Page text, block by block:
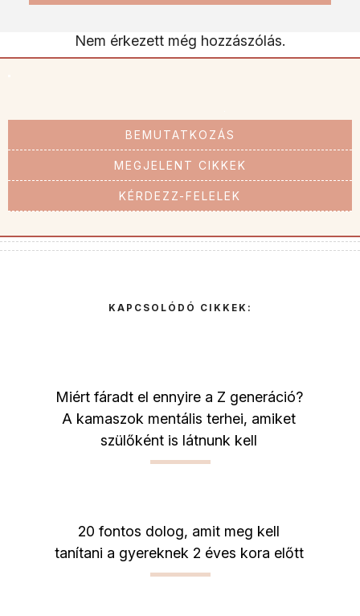
Nem érkezett még hozzászólás.
BEMUTATKOZÁS
MEGJELENT CIKKEK
KÉRDEZZ-FELELEK
KAPCSOLÓDÓ CIKKEK:
Miért fáradt el ennyire a Z generáció?
A kamaszok mentális terhei, amiket
szülőként is látnunk kell
20 fontos dolog, amit meg kell
tanítani a gyereknek 2 éves kora előtt